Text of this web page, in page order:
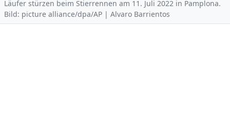
Läufer stürzen beim Stierrennen am 11. Juli 2022 in Pamplona.
Bild: picture alliance/dpa/AP | Alvaro Barrientos